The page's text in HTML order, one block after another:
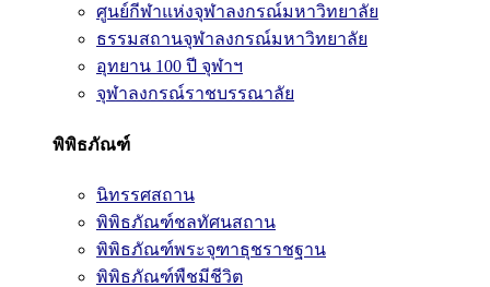
ศูนย์กีฬาแห่งจุฬาลงกรณ์มหาวิทยาลัย
ธรรมสถานจุฬาลงกรณ์มหาวิทยาลัย
อุทยาน 100 ปี จุฬาฯ
จุฬาลงกรณ์ราชบรรณาลัย
พิพิธภัณฑ์
นิทรรศสถาน
พิพิธภัณฑ์ชลทัศนสถาน
พิพิธภัณฑ์พระจุฑาธุชราชฐาน
พิพิธภัณฑ์พืชมีชีวิต